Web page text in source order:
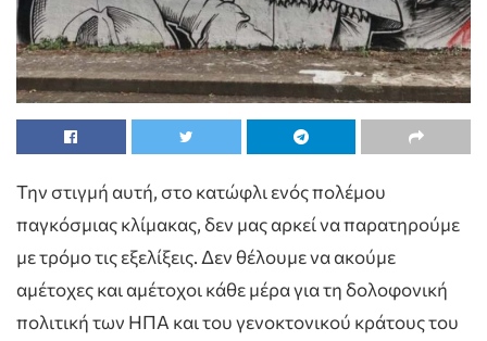
Την στιγμή αυτή, στο κατώφλι ενός πολέμου
παγκόσμιας κλίμακας, δεν μας αρκεί να παρατηρούμε
με τρόμο τις εξελίξεις. Δεν θέλουμε να ακούμε
αμέτοχες και αμέτοχοι κάθε μέρα για τη δολοφονική
πολιτική των ΗΠΑ και του γενοκτονικού κράτους του